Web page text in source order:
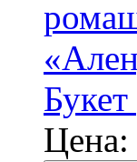
Цена: